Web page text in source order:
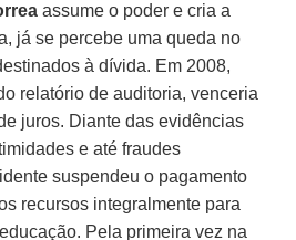
assume o poder e cria a
já se percebe uma queda no
à dívida. Em 2008,
relatório de auditoria, venceria
juros. Diante das evidências
e até fraudes
suspendeu o pagamento
recursos integralmente para
Pela primeira vez na